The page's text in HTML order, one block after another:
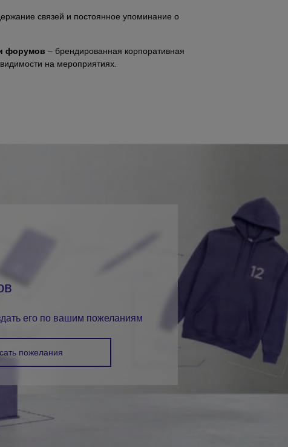
связей и постоянное упоминание о
форумов – брендированная корпоративная
на мероприятиях.
на одного получателя и подберите
подходе.
– вещи, которые используются каждый день,
эффект.
вашей компании.
компании
в брендированной упаковке – самый
подарков. Сочетают практичность и
наборы под любой бюджет и событие.
его по вашим пожеланиям
пожелания